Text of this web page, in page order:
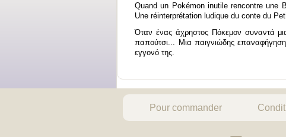
Quand un Pokémon inutile rencontre une
Une réinterprétation ludique du conte du
Όταν ένας άχρηστος Πόκεμον συναντά
παπούτσι... Μια παιγνιώδης
εγγονό της.
Pour commander